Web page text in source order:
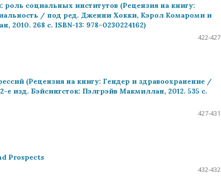
социальных институтов (Рецензия на книгу:
/ под ред. Дженни Хокки, Кэрол Комароми и
268 c. ISBN-13: 978–0230224162)
422-427
(Рецензия на книгу: Гендер и здравоохранение /
изд. Бэйсингсток: Пэлгрэйв Макмиллан, 2012. 535 с.
427-431
Prospects
432-432